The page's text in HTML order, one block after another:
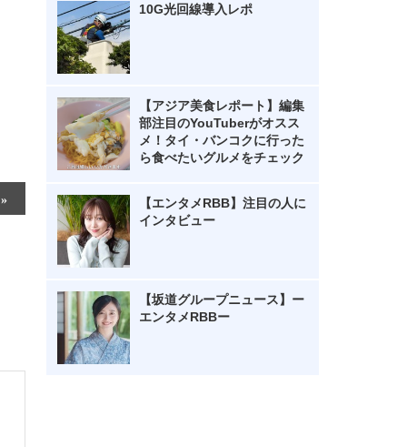
10G光回線導入レポ
【アジア美食レポート】編集
部注目のYouTuberがオスス
メ！タイ・バンコクに行った
ら食べたいグルメをチェック
【エンタメRBB】注目の人に
インタビュー
【坂道グループニュース】ー
エンタメRBBー